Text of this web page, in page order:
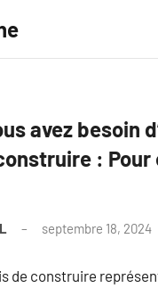
avez besoin
: Pour
septembre 18, 2024
de construire